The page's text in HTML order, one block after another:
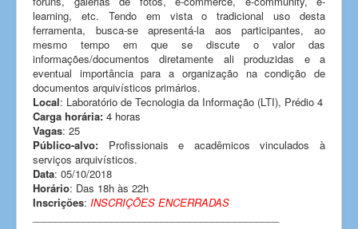
learning, etc. Tendo em vista o tradicional uso desta
ferramenta, busca-se apresentá-la aos participantes, ao
mesmo tempo em que se discute o valor das
informações/documentos diretamente ali produzidas e a
eventual importância para a organização na condição de
documentos arquivísticos primários.
Local: Laboratório de Tecnologia da Informação (LTI), Prédio 4
Carga horária: 4 horas
Vagas: 25
Público-alvo: Profissionais e acadêmicos vinculados à
serviços arquivísticos.
Data: 05/10/2018
Horário: Das 18h às 22h
Inscrições: INSCRIÇÕES ENCERRADAS